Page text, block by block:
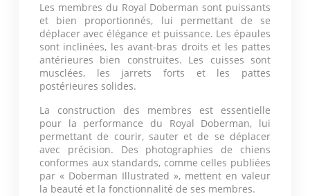
Les membres du Royal Doberman sont puissants
et bien proportionnés, lui permettant de se
déplacer avec élégance et puissance. Les épaules
sont inclinées, les avant-bras droits et les pattes
antérieures bien construites. Les cuisses sont
musclées, les jarrets forts et les pattes
postérieures solides.
La construction des membres est essentielle
pour la performance du Royal Doberman, lui
permettant de courir, sauter et de se déplacer
avec précision. Des photographies de chiens
conformes aux standards, comme celles publiées
par « Doberman Illustrated », mettent en valeur
la beauté et la fonctionnalité de ses membres.